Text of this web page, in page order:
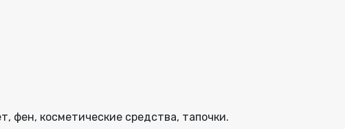
фен, косметические средства, тапочки.